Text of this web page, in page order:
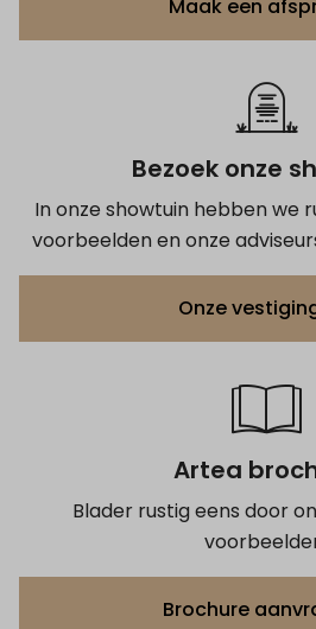
Maak een
Bezoek onze
In onze showtuin hebben we
voorbeelden en onze
Onze
Artea
Blader rustig eens door
Brochure